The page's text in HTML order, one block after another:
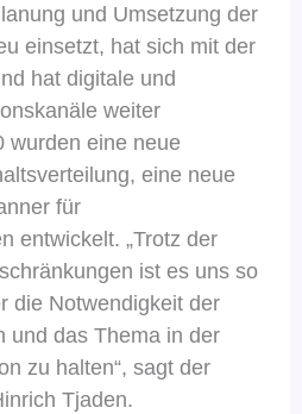
und Umsetzung der
einsetzt, hat sich mit der
hat digitale und
weiter
wurden eine neue
eine neue
für
entwickelt. „Trotz der
ist es uns so
die Notwendigkeit der
und das Thema in der
zu halten“, sagt der
Tjaden.